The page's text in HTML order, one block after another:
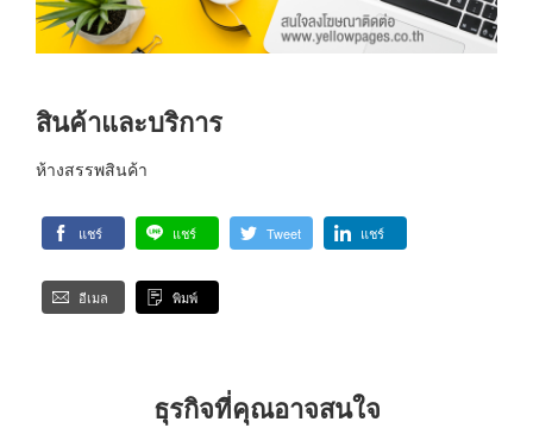
สินค้าและบริการ
ห้างสรรพสินค้า
แชร์ แชร์ Tweet แชร์
อีเมล พิมพ์
ธุรกิจที่คุณอาจสนใจ